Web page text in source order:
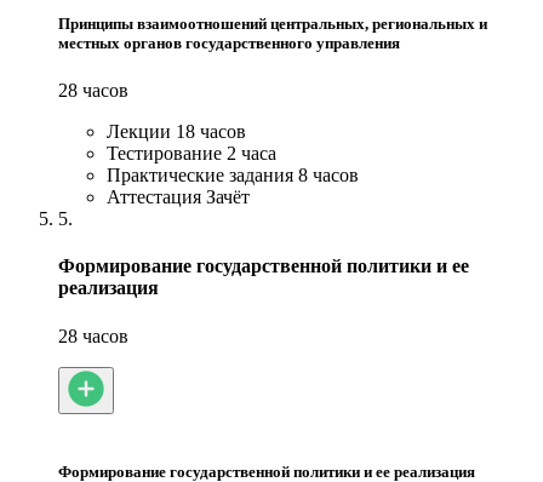
Принципы взаимоотношений центральных, региональных и
местных органов государственного управления
28 часов
Лекции 18 часов
Тестирование 2 часа
Практические задания 8 часов
Аттестация Зачёт
5.
Формирование государственной политики и ее
реализация
28 часов
Формирование государственной политики и ее реализация